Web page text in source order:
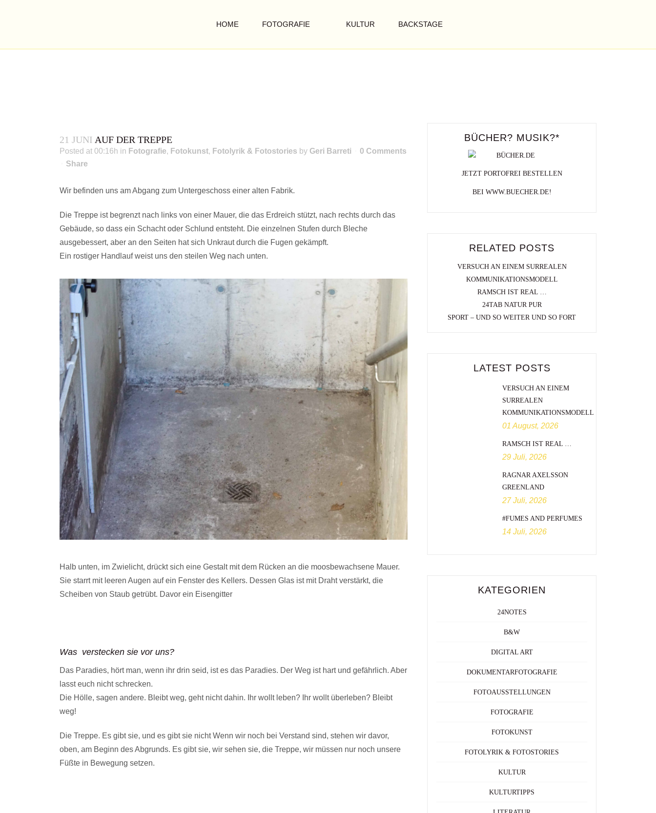
HOME FOTOGRAFIE KULTUR BACKSTAGE
Text von Wolfgang Sadlo
21 JUNI AUF DER TREPPE
Posted at 00:16h in Fotografie, Fotokunst, Fotolyrik & Fotostories by Geri Barreti
0 Comments
Share
Wir befinden uns am Abgang zum Untergeschoss einer alten Fabrik.
Die Treppe ist begrenzt nach links von einer Mauer, die das Erdreich stützt, nach rechts durch das
Gebäude, so dass ein Schacht oder Schlund entsteht. Die einzelnen Stufen durch Bleche
ausgebessert, aber an den Seiten hat sich Unkraut durch die Fugen gekämpft.
Ein rostiger Handlauf weist uns den steilen Weg nach unten.
Halb unten, im Zwielicht, drückt sich eine Gestalt mit dem Rücken an die moosbewachsene Mauer.
Sie starrt mit leeren Augen auf ein Fenster des Kellers. Dessen Glas ist mit Draht verstärkt, die
Scheiben von Staub getrübt. Davor ein Eisengitter
Was verstecken sie vor uns?
Das Paradies, hört man, wenn ihr drin seid, ist es das Paradies. Der Weg ist hart und gefährlich. Aber
lasst euch nicht schrecken.
Die Hölle, sagen andere. Bleibt weg, geht nicht dahin. Ihr wollt leben? Ihr wollt überleben? Bleibt
weg!
Die Treppe. Es gibt sie, und es gibt sie nicht Wenn wir noch bei Verstand sind, stehen wir davor,
oben, am Beginn des Abgrunds. Es gibt sie, wir sehen sie, die Treppe, wir müssen nur noch unsere
Füßte in Bewegung setzen.
BÜCHER? MUSIK?*
JETZT PORTOFREI BESTELLEN
BEI WWW.BUECHER.DE!
RELATED POSTS
VERSUCH AN EINEM SURREALEN
KOMMUNIKATIONSMODELL
RAMSCH IST REAL …
24TAB NATUR PUR
SPORT – UND SO WEITER UND SO FORT
LATEST POSTS
VERSUCH AN EINEM
SURREALEN
KOMMUNIKATIONSMODELL
01 August, 2026
RAMSCH IST REAL …
29 Juli, 2026
RAGNAR AXELSSON
GREENLAND
27 Juli, 2026
#FUMES AND PERFUMES
14 Juli, 2026
KATEGORIEN
24NOTES
B&W
DIGITAL ART
DOKUMENTARFOTOGRAFIE
FOTOAUSSTELLUNGEN
FOTOGRAFIE
FOTOKUNST
FOTOLYRIK & FOTOSTORIES
KULTUR
KULTURTIPPS